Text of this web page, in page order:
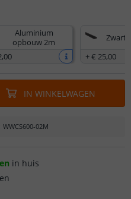
Aluminium
opbouw 2m
,00
Zwart
+€ 25,00
IN WINKELWAGEN
WWCS600-02M
in huis